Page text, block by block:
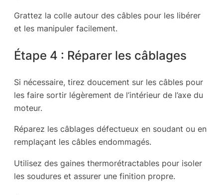
Grattez la colle autour des câbles pour les libérer
et les manipuler facilement.
Étape 4 : Réparer les câblages
Si nécessaire, tirez doucement sur les câbles pour
les faire sortir légèrement de l’intérieur de l’axe du
moteur.
Réparez les câblages défectueux en soudant ou en
remplaçant les câbles endommagés.
Utilisez des gaines thermorétractables pour isoler
les soudures et assurer une finition propre.